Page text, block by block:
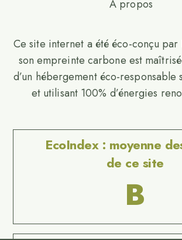
À propos
Ce site internet a été éco-conçu
son empreinte carbone est
d’un hébergement éco-responsable
et utilisant 100% d’énergies
EcoIndex : moyenne
de ce site
B